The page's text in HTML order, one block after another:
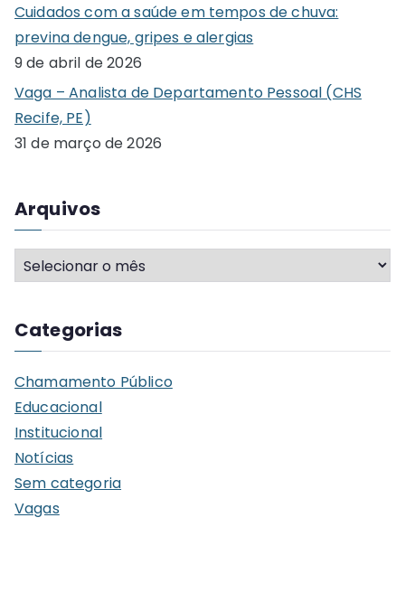
Cuidados com a saúde em tempos de chuva:
previna dengue, gripes e alergias
9 de abril de 2026
Vaga – Analista de Departamento Pessoal (CHS
Recife, PE)
31 de março de 2026
Arquivos
A
r
u
v
o
s
Categorias
Chamamento Público
Educacional
Institucional
Notícias
Sem categoria
Vagas